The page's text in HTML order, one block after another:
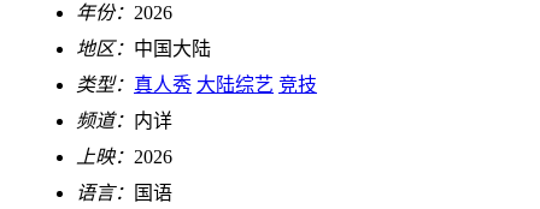
年份： 2026
地区： 中国大陆
类型： 真人秀 大陆综艺 竞技
频道： 内详
上映： 2026
语言：
国语